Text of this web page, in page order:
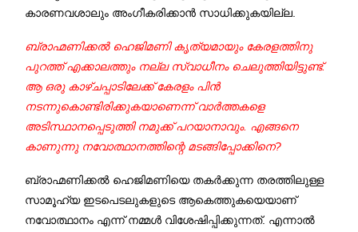
കാരണവശാലും അംഗീകരിക്കാന്‍ സാധിക്കുകയില്ല.
ബ്രാഹ്മണിക്കല്‍ ഹെജിമണി കൃത്യമായും കേരളത്തിനു
പുറത്ത് എക്കാലത്തും നല്ല സ്വാധീനം ചെലുത്തിയിട്ടുണ്ട്.
ആ ഒരു കാഴ്ചപ്പാടിലേക്ക് കേരളം പിന്‍
നടന്നുകൊണ്ടിരിക്കുകയാണെന്ന് വാര്‍ത്തകളെ
അടിസ്ഥാനപ്പെടുത്തി നമുക്ക് പറയാനാവും. എങ്ങനെ
കാണുന്നു നവോത്ഥാനത്തിന്റെ മടങ്ങിപ്പോക്കിനെ?
ബ്രാഹ്മണിക്കല്‍ ഹെജിമണിയെ തകര്‍ക്കുന്ന തരത്തിലുള്ള
സാമൂഹ്യ ഇടപെടലുകളുടെ ആകെത്തുകയെയാണ്
നവോത്ഥാനം എന്ന് നമ്മള്‍ വിശേഷിപ്പിക്കുന്നത്. എന്നാല്‍